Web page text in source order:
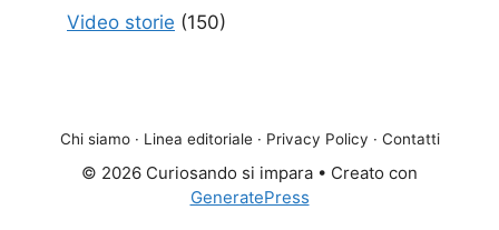
Video storie (150)
Chi siamo · Linea editoriale · Privacy Policy · Contatti
© 2026 Curiosando si impara • Creato con
GeneratePress